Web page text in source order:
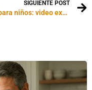
SIGUIENTE POST
Twist para niños: video exclusivo